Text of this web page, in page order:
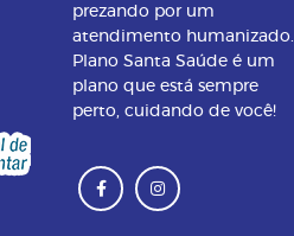
prezando por um
atendimento humanizado.
Plano Santa Saúde é um
plano que está sempre
perto, cuidando de você!